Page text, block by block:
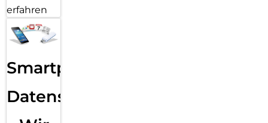
erfahren
Smartphone
Datensicherung